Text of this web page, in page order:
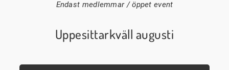
Endast medlemmar / öppet event
Uppesittarkväll augusti